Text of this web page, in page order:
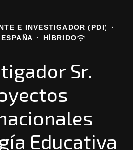
E INVESTIGADOR (PDI)
·
· HÍBRIDO
Sr.
Educativa